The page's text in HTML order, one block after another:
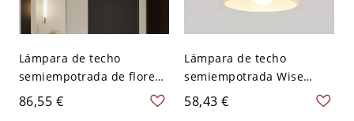
Lámpara de techo
semiempotrada de flores
de latón con pantalla de
vidrio esmerilado - 110 A
86,55 €
Lámpara de techo
semiempotrada Wise
Spirit Wood Bowl con
pantalla de vidrio
58,43 €